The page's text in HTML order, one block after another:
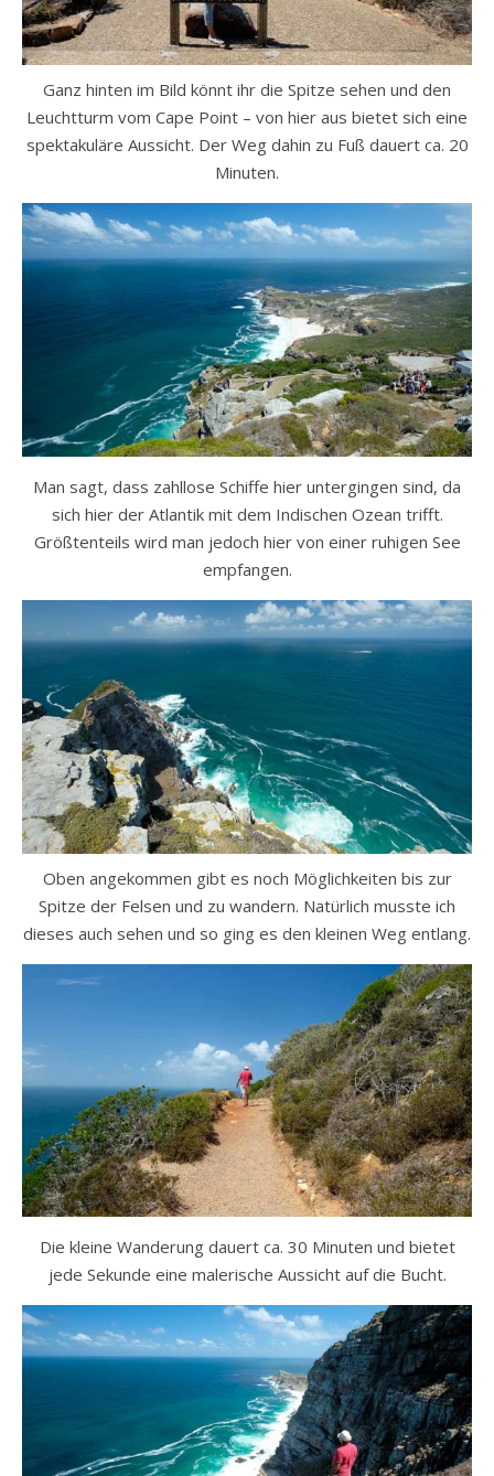
Ganz hinten im Bild könnt ihr die Spitze sehen und den
Leuchtturm vom Cape Point – von hier aus bietet sich eine
spektakuläre Aussicht. Der Weg dahin zu Fuß dauert ca. 20
Minuten.
Man sagt, dass zahllose Schiffe hier untergingen sind, da
sich hier der Atlantik mit dem Indischen Ozean trifft.
Größtenteils wird man jedoch hier von einer ruhigen See
empfangen.
Oben angekommen gibt es noch Möglichkeiten bis zur
Spitze der Felsen und zu wandern. Natürlich musste ich
dieses auch sehen und so ging es den kleinen Weg entlang.
Die kleine Wanderung dauert ca. 30 Minuten und bietet
jede Sekunde eine malerische Aussicht auf die Bucht.